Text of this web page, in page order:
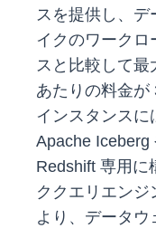
スを提供し、デ
イクのワーク
スと比較して最
あたりの料金が
インスタンス
Apache Iceberg
Redshift 専用に
ククエリエン
より、データ